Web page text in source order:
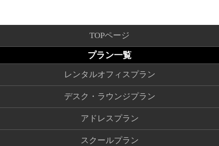
TOPページ
プラン一覧
レンタルオフィスプラン
デスク・ラウンジプラン
アドレスプラン
スクールプラン